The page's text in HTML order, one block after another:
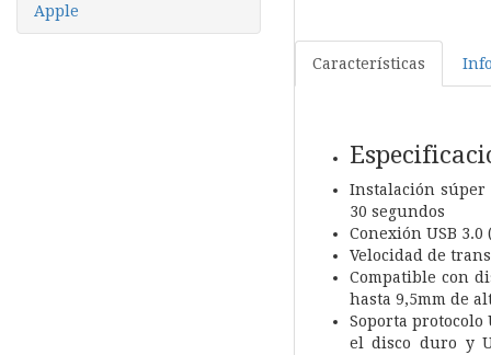
Apple
Características
Instalación
30 segundos
Conexión USB 3.0
Velocidad de
Compatible con
hasta 9,5mm de
Soporta
el disco duro y